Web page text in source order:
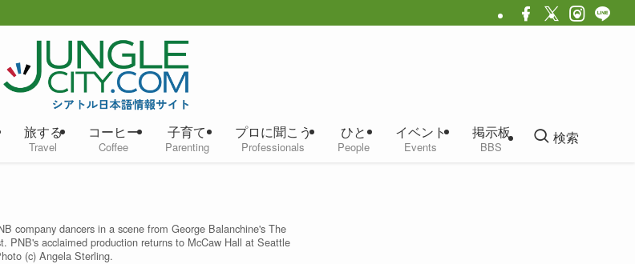
旅する
Travel
コーヒー
Coffee
子育て
Parenting
プロに聞こう
Professionals
ひと
People
イベント
Events
掲示板
BBS
検索
company dancers in a scene from George Balanchine's The
PNB's acclaimed production returns to McCaw Hall at Seattle
(c) Angela Sterling.